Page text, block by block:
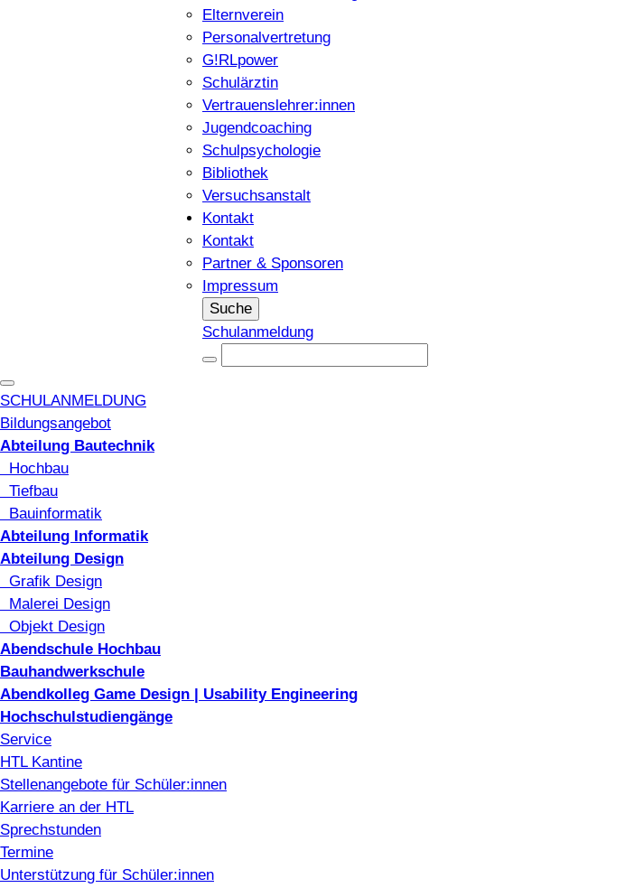
Elternverein
Personalvertretung
G!RLpower
Schulärztin
Vertrauenslehrer:innen
Jugendcoaching
Schulpsychologie
Bibliothek
Versuchsanstalt
Kontakt
Kontakt
Partner & Sponsoren
Impressum
Suche
Schulanmeldung
SCHULANMELDUNG
Bildungsangebot
Abteilung Bautechnik
Hochbau
Tiefbau
Bauinformatik
Abteilung Informatik
Abteilung Design
Grafik Design
Malerei Design
Objekt Design
Abendschule Hochbau
Bauhandwerkschule
Abendkolleg Game Design | Usability Engineering
Hochschulstudiengänge
Service
HTL Kantine
Stellenangebote für Schüler:innen
Karriere an der HTL
Sprechstunden
Termine
Unterstützung für Schüler:innen